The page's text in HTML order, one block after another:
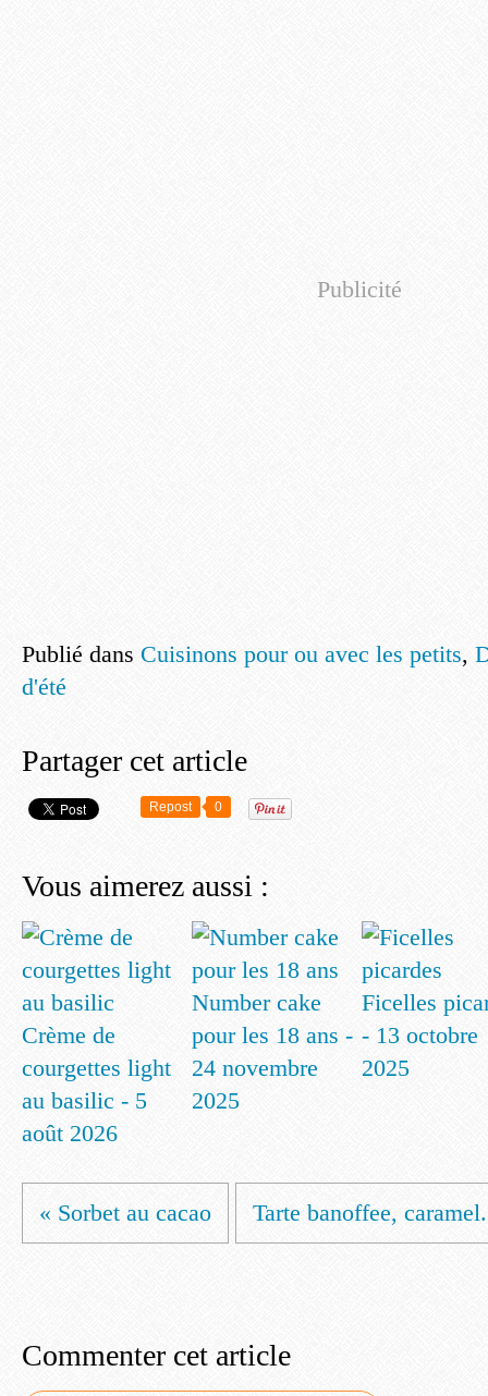
Publicité
Publié dans Cuisinons pour ou avec les petits,
d'été
Partager cet article
Repost 0
Vous aimerez aussi :
Crème de
courgettes light
au basilic - 5
août 2026
Number cake
pour les 18 ans -
24 novembre
2025
Ficelles
- 13 octobre
2025
« Sorbet au cacao Tarte banoffee,
Commenter cet article